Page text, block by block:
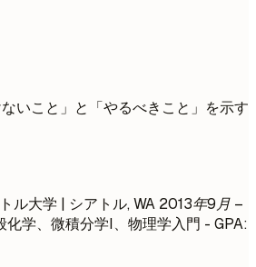
いこと」と「やるべきこと」を示す
ル大学 | シアトル, WA 2013年9月 –
化学、微積分学I、物理学入門 - GPA: